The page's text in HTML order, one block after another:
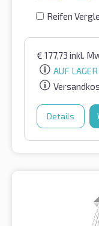
Reifen
€ 177,73 inkl.
AUF LAGER
Details